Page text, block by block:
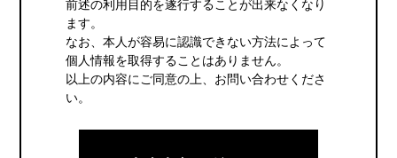
前述の利用目的を遂行することが出来なくなり
ます。
なお、本人が容易に認識できない方法によって
個人情報を取得することはありません。
以上の内容にご同意の上、お問い合わせくださ
い。